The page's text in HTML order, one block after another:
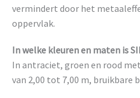
vermindert door het
oppervlak.
In welke kleuren en maten is
In antraciet, groen en rood
van 2,00 tot 7,00 m, bruikbare